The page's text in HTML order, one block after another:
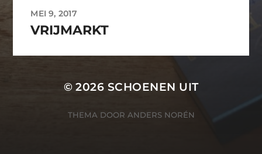
MEI 9, 2017
VRIJMARKT
© 2026 SCHOENEN UIT
THEMA DOOR ANDERS NORÉN